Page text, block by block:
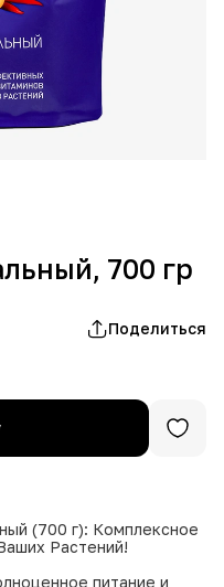
700 гр
Поделиться
(700 г): Комплексное
Растений!
питание и